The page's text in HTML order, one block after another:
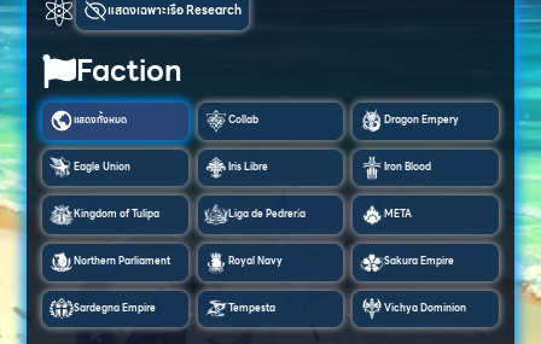
แสดงเฉพาะเรือ Research
Faction
แสดงทั้งหมด Collab Dragon Empery
Eagle Union Iris Libre Iron Blood
Kingdom of Tulipa Liga de Pedrería META
Northern Parliament Royal Navy Sakura Empire
Sardegna Empire Tempesta Vichya Dominion